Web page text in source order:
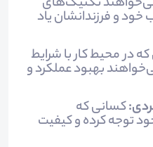
خود و فرزندانشان یاد
که در محیط کار با شرایط
بهبود عملکرد و
کسانی که
توجه کرده و کیفیت